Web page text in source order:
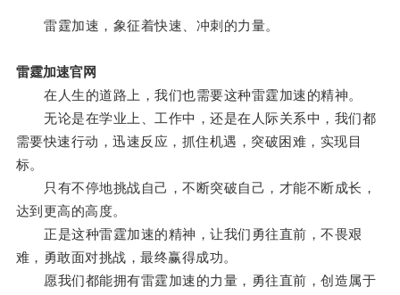
雷霆加速，象征着快速、冲刺的力量。
雷霆加速官网
在人生的道路上，我们也需要这种雷霆加速的精神。
无论是在学业上、工作中，还是在人际关系中，我们都
需要快速行动，迅速反应，抓住机遇，突破困难，实现目
标。
只有不停地挑战自己，不断突破自己，才能不断成长，
达到更高的高度。
正是这种雷霆加速的精神，让我们勇往直前，不畏艰
难，勇敢面对挑战，最终赢得成功。
愿我们都能拥有雷霆加速的力量，勇往直前，创造属于